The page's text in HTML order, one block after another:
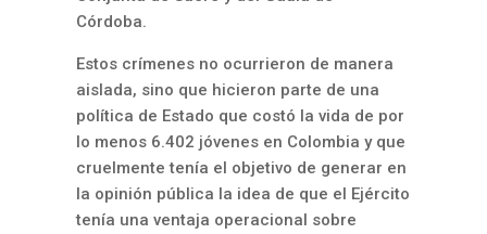
Córdoba.
Estos crímenes no ocurrieron de manera
aislada, sino que hicieron parte de una
política de Estado que costó la vida de por
lo menos 6.402 jóvenes en Colombia y que
cruelmente tenía el objetivo de generar en
la opinión pública la idea de que el Ejército
tenía una ventaja operacional sobre